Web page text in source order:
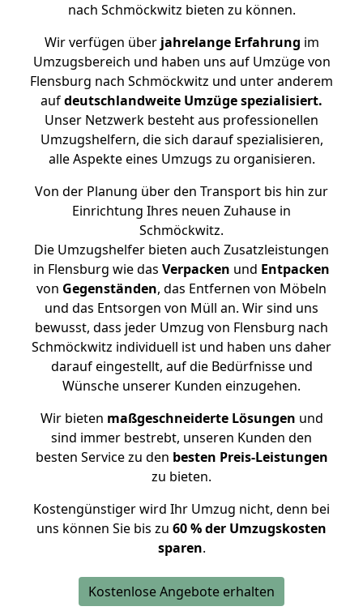
nach Schmöckwitz bieten zu können.
Wir verfügen überjahrelange Erfahrung im
Umzugsbereich und haben uns auf Umzüge von
Flensburg nach Schmöckwitz und unter anderem
aufdeutschlandweite Umzüge spezialisiert.
Unser Netzwerk besteht aus professionellen
Umzugshelfern, die sich darauf spezialisieren,
alle Aspekte eines Umzugs zu organisieren.
Von der Planung über den Transport bis hin zur
Einrichtung Ihres neuen Zuhause in
Schmöckwitz.
Die Umzugshelfer bieten auch Zusatzleistungen
in Flensburg wie das Verpacken und Entpacken
von Gegenständen, das Entfernen von Möbeln
und das Entsorgen von Müll an. Wir sind uns
bewusst, dass jeder Umzug von Flensburg nach
Schmöckwitz individuell ist und haben uns daher
darauf eingestellt, auf die Bedürfnisse und
Wünsche unserer Kunden einzugehen.
Wir bieten maßgeschneiderte Lösungen und
sind immer bestrebt, unseren Kunden den
besten Service zu den besten Preis-Leistungen
zu bieten.
Kostengünstiger wird Ihr Umzug nicht, denn bei
uns können Sie bis zu 60 % der Umzugskosten
sparen.
Kostenlose Angebote erhalten